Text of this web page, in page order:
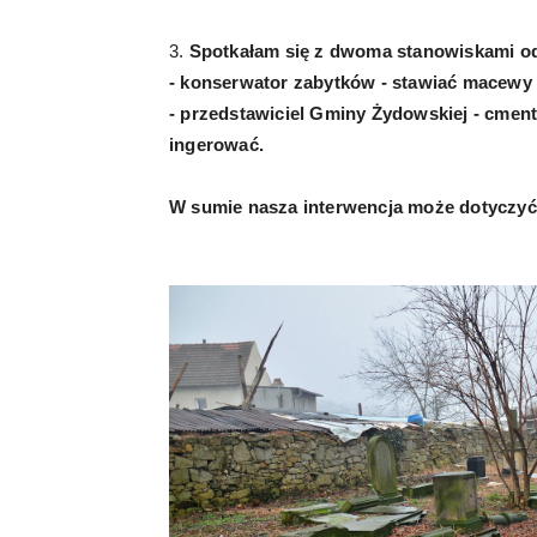
3. Spotkałam się z dwoma stanowiskami
- konserwator zabytków - stawiać macewy
- przedstawiciel Gminy Żydowskiej -
ingerować.
W sumie nasza interwencja może